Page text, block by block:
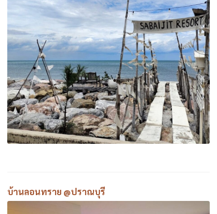
บ้านลอนทราย @ปราณบุรี